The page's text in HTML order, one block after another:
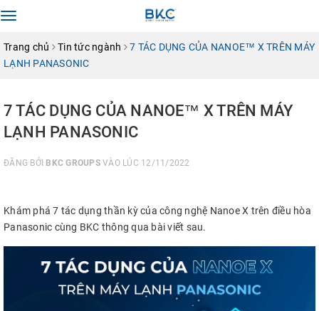
Toggle
Trang chủ
Tin tức ngành
7 TÁC DỤNG CỦA NANOE™ X TRÊN MÁY
LẠNH PANASONIC
7 TÁC DỤNG CỦA NANOE™ X TRÊN MÁY
LẠNH PANASONIC
ĐĂNG BỞI BKC GROUPSVÀO LÚC 12/11/2022
Khám phá 7 tác dụng thần kỳ của công nghệ Nanoe X trên điều hòa
Panasonic cùng BKC thông qua bài viết sau.